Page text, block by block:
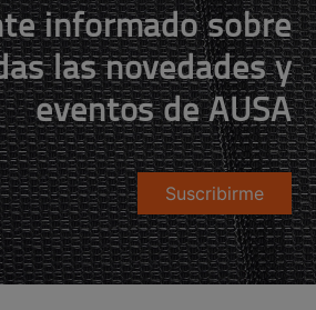
informado sobre
las novedades y
eventos de AUSA
Suscribirme